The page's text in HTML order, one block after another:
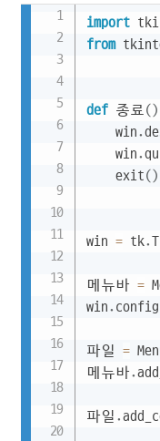
import
from
def 종료()
    win
.
    win
.
    exit
()
win = tk.
메뉴바 =
win. config
파일 =
메뉴바.
파일 .